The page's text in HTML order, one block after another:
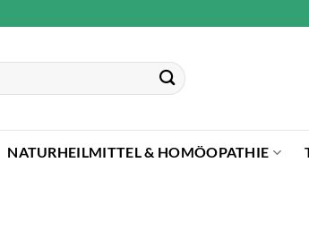
NATURHEILMITTEL & HOMÖOPATHIE